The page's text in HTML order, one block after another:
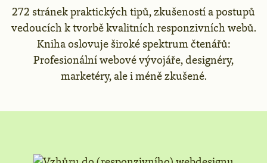
272 stránek praktických tipů, zkušeností a postupů
vedoucích k tvorbě kvalitních responzivních webů.
Kniha oslovuje široké spektrum čtenářů:
Profesionální webové vývojáře, designéry,
marketéry, ale i méně zkušené.